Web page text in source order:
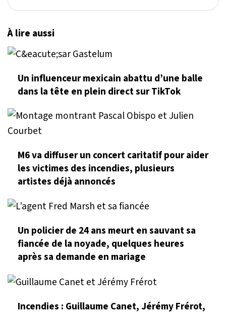
À lire aussi
Un influenceur mexicain abattu d’une balle
dans la tête en plein direct sur TikTok
M6 va diffuser un concert caritatif pour aider
les victimes des incendies, plusieurs
artistes déjà annoncés
Un policier de 24 ans meurt en sauvant sa
fiancée de la noyade, quelques heures
après sa demande en mariage
Incendies : Guillaume Canet, Jérémy Frérot,